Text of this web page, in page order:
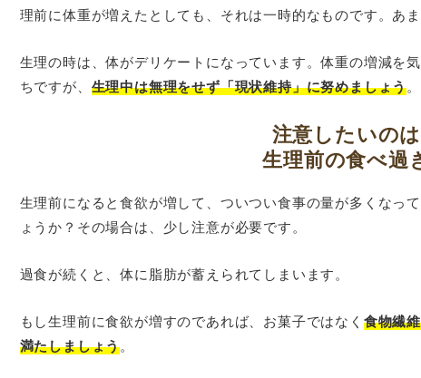
理前に体重が増えたとしても、それは一時的なものです。あ
生理の時は、体がデリケートになっています。体重の増減を
ちですが、 生理中は無理をせず「現状維持」に努めましょう。
注意したいのは
生理前の食べ過
生理前になると食欲が増して、ついつい食事の量が多くなっ
ょうか？その場合は、少し注意が必要です。
過食が続くと、体に脂肪が蓄えられてしまいます。
もし生理前に食欲が増すのであれば、お菓子ではなく 食物繊
満たしましょう。